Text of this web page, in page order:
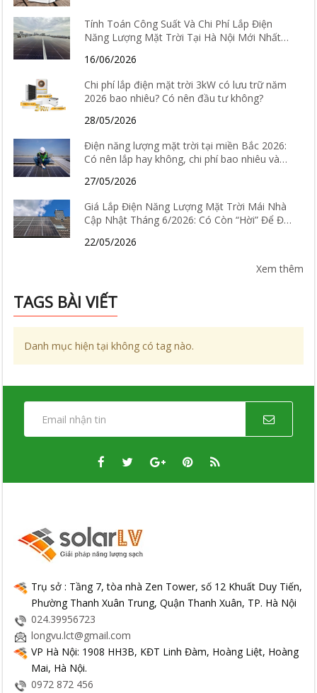
Tính Toán Công Suất Và Chi Phí Lắp Điện
Năng Lượng Mặt Trời Tại Hà Nội Mới Nhất
16/06/2026
Chi phí lắp điện mặt trời 3kW có lưu trữ năm
2026 bao nhiêu? Có nên đầu tư không?
28/05/2026
Điện năng lượng mặt trời tại miền Bắc 2026:
Có nên lắp hay không, chi phí bao nhiêu và
27/05/2026
Giá Lắp Điện Năng Lượng Mặt Trời Mái Nhà
Cập Nhật Tháng 6/2026: Có Còn “Hời” Để Đầu
22/05/2026
Xem thêm
TAGS BÀI VIẾT
Danh mục hiện tại không có tag nào.
Trụ sở : Tầng 7, tòa nhà Zen Tower, số 12 Khuất Duy Tiến,
Phường Thanh Xuân Trung, Quận Thanh Xuân, TP. Hà Nội
024.39956723
longvu.lct@gmail.com
VP Hà Nội: 1908 HH3B, KĐT Linh Đàm, Hoàng Liệt, Hoàng
Mai, Hà Nội.
0972 872 456